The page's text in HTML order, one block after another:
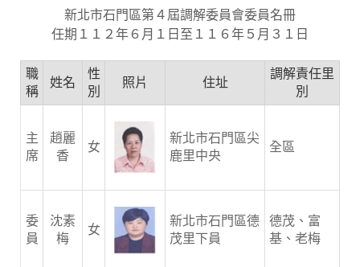
新北市石門區第４屆調解委員會委員名冊
任期１１２年６月１日至１１６年５月３１日
職
稱
姓名
性
別
照片 住址
調解責任里
別
主
席
趙麗
香
女
新北市石門區尖
鹿里中央
全區
委
員
沈素
梅
女
新北市石門區德
茂里下員
德茂、富
基、老梅